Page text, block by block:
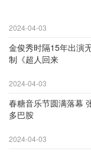
2024-04-03
金俊秀时隔15年出演
制《超人回来
2024-04-03
春糖音乐节圆满落幕
多巴胺
2024-04-03